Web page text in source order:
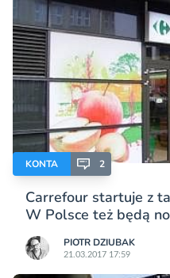
KONTA 2
Carrefour startuje z
W Polsce też będą
PIOTR DZIUBAK
21.03.2017 17:59